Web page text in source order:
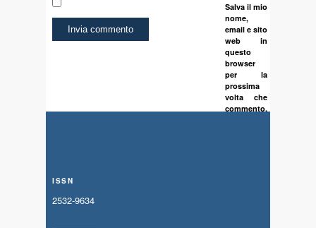
Salva il mio
nome,
email e sito
web in
questo
browser
per la
prossima
volta che
commento.
ISSN
2532-9634